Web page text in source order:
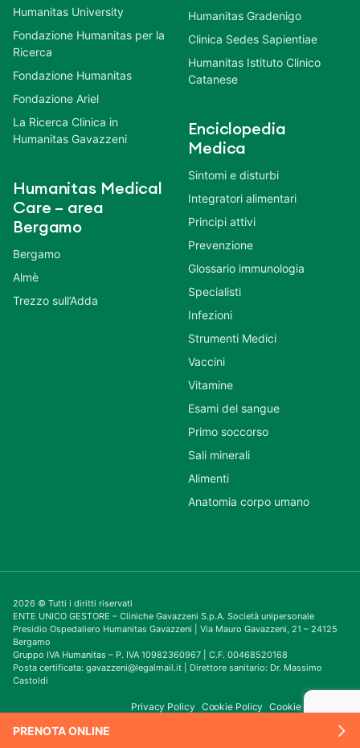
PRENOTA ONLINE
Humanitas University
Fondazione Humanitas per la
Ricerca
Fondazione Humanitas
Fondazione Ariel
La Ricerca Clinica in
Humanitas Gavazzeni
Humanitas Medical
Care – area
Bergamo
Bergamo
Almè
Trezzo sull’Adda
Humanitas Gradenigo
Clinica Sedes Sapientiae
Humanitas Istituto Clinico
Catanese
Enciclopedia
Medica
Sintomi e disturbi
Integratori alimentari
Principi attivi
Prevenzione
Glossario immunologia
Specialisti
Infezioni
Strumenti Medici
Vaccini
Vitamine
Esami del sangue
Primo soccorso
Sali minerali
Alimenti
Anatomia corpo umano
2026 © Tutti i diritti riservati
ENTE UNICO GESTORE – Cliniche Gavazzeni S.p.A. Società unipersonale
Presidio Ospedaliero Humanitas Gavazzeni | Via Mauro Gavazzeni, 21 – 24125
Bergamo
Gruppo IVA Humanitas – P. IVA 10982360967 | C.F. 00468520168
Posta certificata: gavazzeni@legalmail.it | Direttore sanitario: Dr. Massimo
Castoldi
Privacy Policy Cookie Policy Cookie Consent